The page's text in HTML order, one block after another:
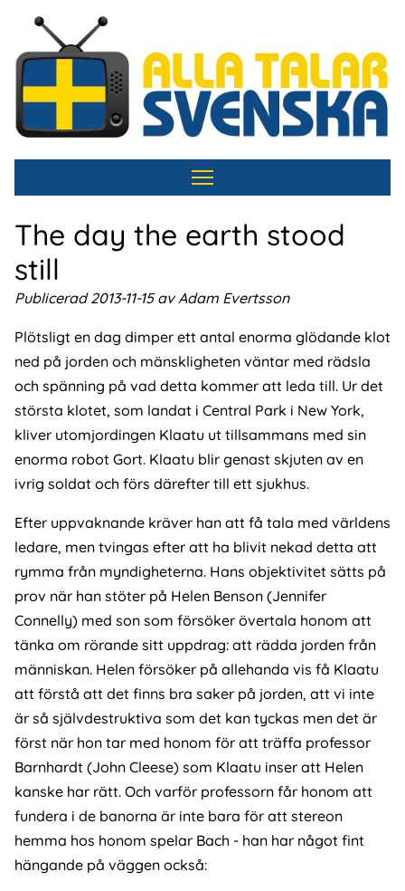
Hoppa
huvudinnehåll
The day the earth stood
still
Publicerad 2013-11-15 av Adam Evertsson
Plötsligt en dag dimper ett antal enorma glödande klot
ned på jorden och mänskligheten väntar med rädsla
och spänning på vad detta kommer att leda till. Ur det
största klotet, som landat i Central Park i New York,
kliver utomjordingen Klaatu ut tillsammans med sin
enorma robot Gort. Klaatu blir genast skjuten av en
ivrig soldat och förs därefter till ett sjukhus.
Efter uppvaknande kräver han att få tala med världens
ledare, men tvingas efter att ha blivit nekad detta att
rymma från myndigheterna. Hans objektivitet sätts på
prov när han stöter på Helen Benson (Jennifer
Connelly) med son som försöker övertala honom att
tänka om rörande sitt uppdrag: att rädda jorden från
människan. Helen försöker på allehanda vis få Klaatu
att förstå att det finns bra saker på jorden, att vi inte
är så självdestruktiva som det kan tyckas men det är
först när hon tar med honom för att träffa professor
Barnhardt (John Cleese) som Klaatu inser att Helen
kanske har rätt. Och varför professorn får honom att
fundera i de banorna är inte bara för att stereon
hemma hos honom spelar Bach - han har något fint
hängande på väggen också: